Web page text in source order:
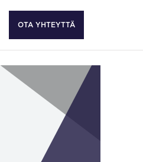
OTA YHTEYTTÄ